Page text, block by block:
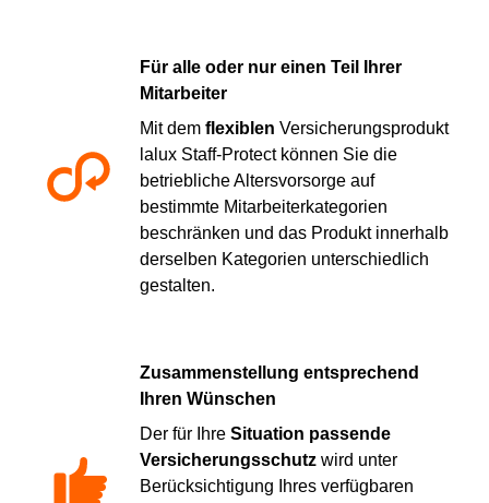
Für alle oder nur einen Teil Ihrer
Mitarbeiter
Mit dem flexiblen Versicherungsprodukt
lalux Staff-Protect können Sie die
betriebliche Altersvorsorge auf
bestimmte Mitarbeiterkategorien
beschränken und das Produkt innerhalb
derselben Kategorien unterschiedlich
gestalten.
Zusammenstellung entsprechend
Ihren Wünschen
Der für Ihre Situation passende
Versicherungsschutz wird unter
Berücksichtigung Ihres verfügbaren